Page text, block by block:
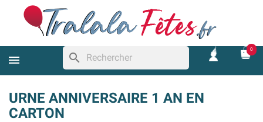
search
0
URNE ANNIVERSAIRE 1 AN EN
CARTON